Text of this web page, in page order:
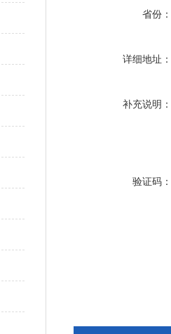
省份：
详细地址：
补充说明：
验证码：